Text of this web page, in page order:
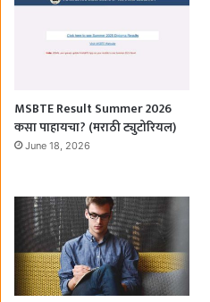
MSBTE Result Summer 2026
कसा पाहायचा? (मराठी ट्युटोरियल)
June 18, 2026